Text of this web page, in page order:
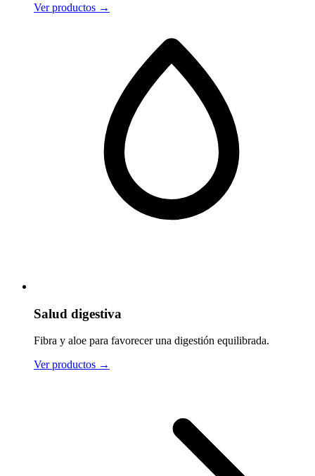
Ver productos →
Salud digestiva
Fibra y aloe para favorecer una digestión equilibrada.
Ver productos →